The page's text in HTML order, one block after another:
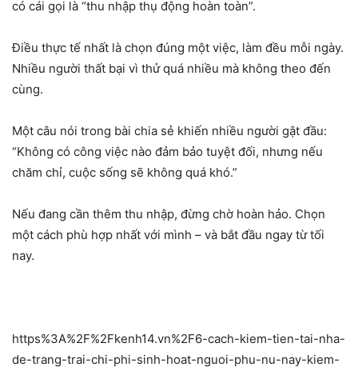
có cái gọi là “thu nhập thụ động hoàn toàn”.
Điều thực tế nhất là chọn đúng một việc, làm đều mỗi ngày.
Nhiều người thất bại vì thử quá nhiều mà không theo đến
cùng.
Một câu nói trong bài chia sẻ khiến nhiều người gật đầu:
“Không có công việc nào đảm bảo tuyệt đối, nhưng nếu
chăm chỉ, cuộc sống sẽ không quá khó.”
Nếu đang cần thêm thu nhập, đừng chờ hoàn hảo. Chọn
một cách phù hợp nhất với mình – và bắt đầu ngay từ tối
nay.
https%3A%2F%2Fkenh14.vn%2F6-cach-kiem-tien-tai-nha-
de-trang-trai-chi-phi-sinh-hoat-nguoi-phu-nu-nay-kiem-